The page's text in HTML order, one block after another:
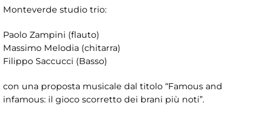
Monteverde studio trio:
Paolo Zampini (flauto)
Massimo Melodia (chitarra)
Filippo Saccucci (Basso)
con una proposta musicale dal titolo “Famous and
infamous: il gioco scorretto dei brani più noti”.